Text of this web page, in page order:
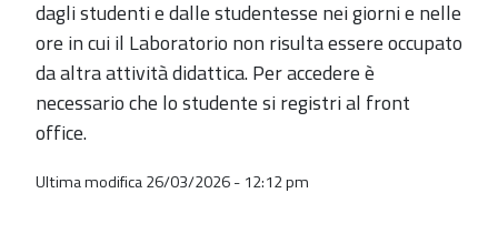
dagli studenti e dalle studentesse nei giorni e nelle
ore in cui il Laboratorio non risulta essere occupato
da altra attività didattica. Per accedere è
necessario che lo studente si registri al front
office.
Ultima modifica 26/03/2026 - 12:12 pm